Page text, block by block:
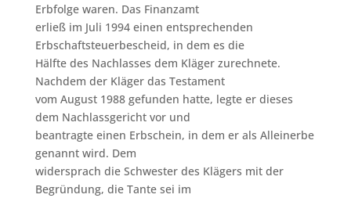
Erbfolge waren. Das Finanzamt
erließ im Juli 1994 einen entsprechenden
Erbschaftsteuerbescheid, in dem es die
Hälfte des Nachlasses dem Kläger zurechnete.
Nachdem der Kläger das Testament
vom August 1988 gefunden hatte, legte er dieses
dem Nachlassgericht vor und
beantragte einen Erbschein, in dem er als Alleinerbe
genannt wird. Dem
widersprach die Schwester des Klägers mit der
Begründung, die Tante sei im